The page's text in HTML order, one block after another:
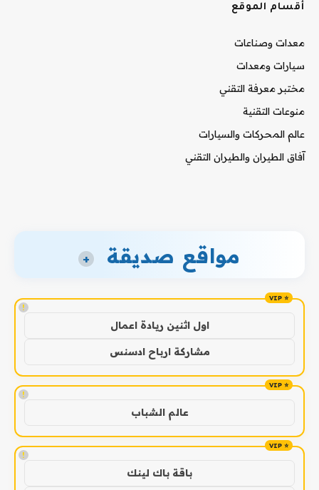
أقسام الموقع
معدات وصناعات
سيارات ومعدات
مختبر معرفة التقني
منوعات التقنية
عالم المحركات والسيارات
آفاق الطيران والطيران التقني
مواقع صديقة +
!
اول اثنين ريادة اعمال
مشاركة ارباح ادسنس
!
عالم الشباب
!
باقة باك لينك